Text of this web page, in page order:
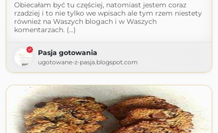
Obiecałam być tu częściej, natomiast jestem coraz
rzadziej i to nie tylko we wpisach ale tym rzem niestety
również na Waszych blogach i w Waszych
komentarzach. (...)
Pasja gotowania
ugotowane-z-pasja.blogspot.com